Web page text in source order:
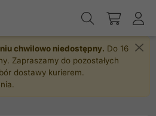
chwilowo niedostępny. Do 16
Zapraszamy do pozostałych
dostawy kurierem.